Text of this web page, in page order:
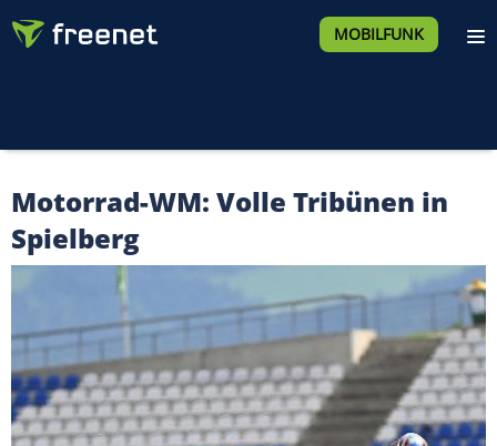
MOBILFUNK
Motorrad-WM: Volle Tribünen in
Spielberg